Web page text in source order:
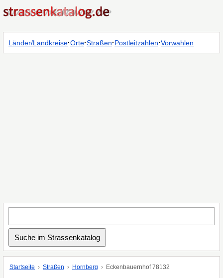
Länder/Landkreise·Orte·Straßen·Postleitzahlen·Vorwahlen
Startseite Straßen Hornberg Eckenbauernhof 78132